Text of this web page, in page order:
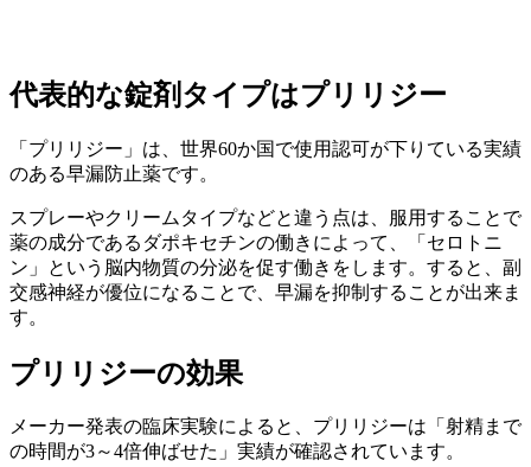
代表的な錠剤タイプはプリリジー
「プリリジー」は、世界60か国で使用認可が下りている実績
のある早漏防止薬です。
スプレーやクリームタイプなどと違う点は、服用することで
薬の成分である ダポキセチンの働きによって、「セロトニ
ン」という脳内物質の分泌を促す働きをします。すると、副
交感神経が優位になることで、早漏を抑制することが出来ま
す。
プリリジーの効果
メーカー発表の臨床実験によると、プリリジーは「射精まで
の時間が3～4倍伸ばせた」実績が確認されています。